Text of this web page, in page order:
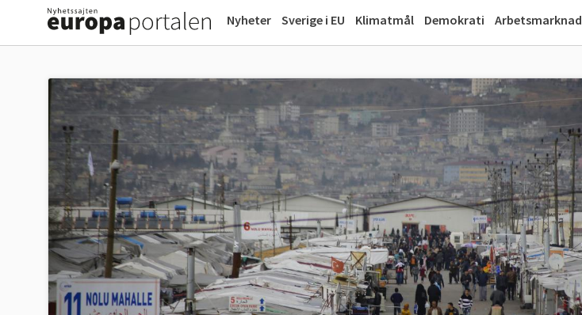
Nyheter Sverige i EU Klimatmål Demokrati Arbetsmarknad